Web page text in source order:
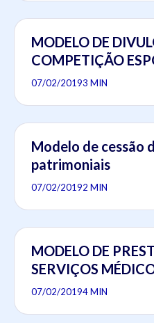
MODELO DE
COMPETIÇÃO
07/02/20193 MIN
Modelo de cessão
patrimoniais
07/02/20192 MIN
MODELO DE
SERVIÇOS
07/02/20194 MIN